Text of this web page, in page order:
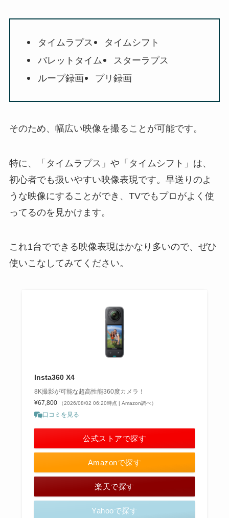
タイムラプス
タイムシフト
バレットタイム
スターラプス
ループ録画
プリ録画
そのため、幅広い映像を撮ることが可能です。
特に、「タイムラプス」や「タイムシフト」は、
初心者でも扱いやすい映像表現です。早送りのよ
うな映像にすることができ、TVでもプロがよく使
ってるのを見かけます。
これ1台でできる映像表現はかなり多いので、ぜひ
使いこなしてみてください。
Insta360 X4
8K撮影が可能な超高性能360度カメラ！
¥67,800
（2026/08/02 06:20時点 | Amazon調べ）
口コミを見る
Amazonで探す
楽天で探す
Yahooで探す
公式ストアで探す